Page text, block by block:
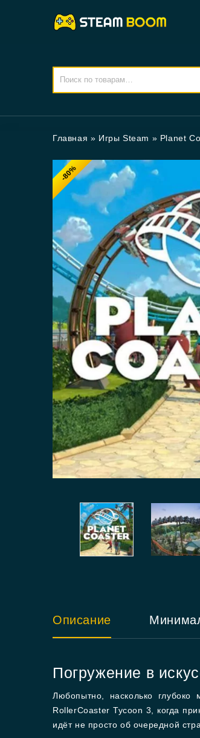
Главная » Игры Steam » Planet
-80%
Описание
Погружение в
Любопытно, насколько глубоко
RollerCoaster Tycoon 3, когда
идёт не просто об очередной